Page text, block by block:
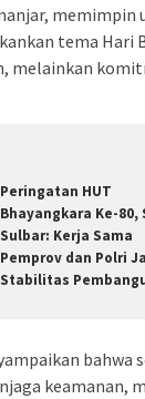
tema
melainkan
Peringatan HUT
Bhayangkara Ke-80,
Sulbar: Kerja Sama
Pemprov dan Polri
Stabilitas
keamanan,